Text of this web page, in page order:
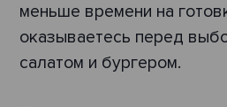
меньше времени на
оказываетесь перед
салатом и бургером.